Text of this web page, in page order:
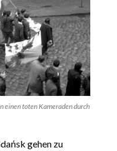
einen toten Kameraden durch
gehen zu